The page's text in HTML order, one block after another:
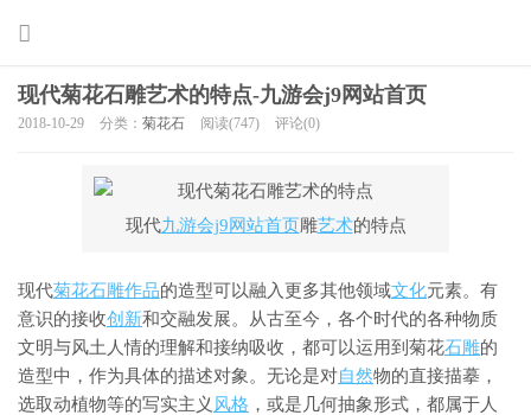
现代菊花石雕艺术的特点-九游会j9网站首页
2018-10-29 分类： 菊花石 阅读(747) 评论(0)
现代九游会j9网站首页雕艺术的特点
现代菊花石雕作品的造型可以融入更多其他领域文化元素。有
意识的接收创新和交融发展。从古至今，各个时代的各种物质
文明与风土人情的理解和接纳吸收，都可以运用到菊花石雕的
造型中，作为具体的描述对象。无论是对自然物的直接描摹，
选取动植物等的写实主义 风格 ，或是几何抽象形式，都属于人